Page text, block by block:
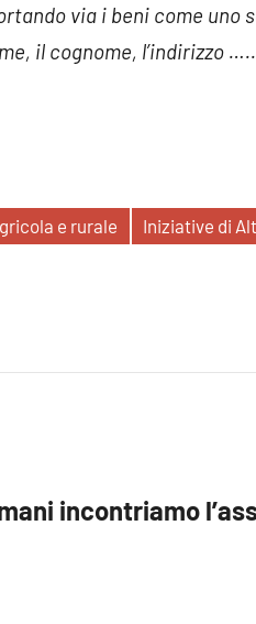
via i beni come uno
il cognome, l’indirizzo
e rurale
Iniziative di
incontriamo